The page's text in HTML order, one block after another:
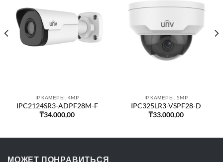
IP КАМЕРЫ, 4MP
IPC2124SR3-ADPF28M-F
₸34.000,00
IP КАМЕРЫ, 5MP
IPC325LR3-VSPF28-D
₸33.000,00
МОЖЕТ ПОНРАВИТЬСЯ